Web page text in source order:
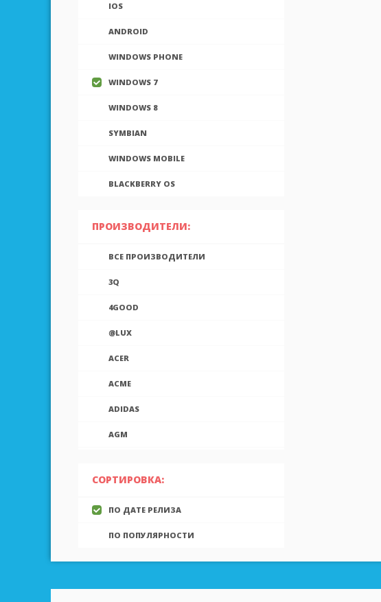
IOS
ANDROID
WINDOWS PHONE
WINDOWS 7
WINDOWS 8
SYMBIAN
WINDOWS MOBILE
BLACKBERRY OS
ПРОИЗВОДИТЕЛИ:
ВСЕ ПРОИЗВОДИТЕЛИ
3Q
4GOOD
@LUX
ACER
ACME
ADIDAS
AGM
AIGO
AINOL
AIRON
ALCATEL
ALLVIEW
СОРТИРОВКА:
ПО ДАТЕ РЕЛИЗА
ПО ПОПУЛЯРНОСТИ